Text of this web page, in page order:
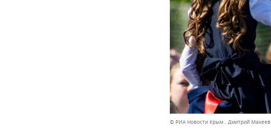
© РИА Новости Крым . Дмитрий Макеев